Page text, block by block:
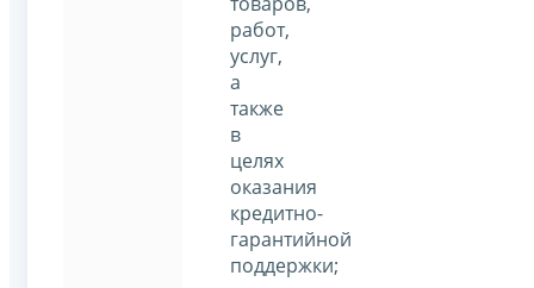
работ,
услуг,
а
также
в
целях
оказания
кредитно-
гарантийной
поддержки;